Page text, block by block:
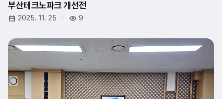
부산테크노파크 개선전
2025. 11. 25 9